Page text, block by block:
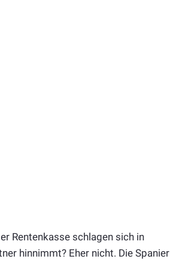
Rentenkasse schlagen sich in
hinnimmt? Eher nicht. Die Spanier